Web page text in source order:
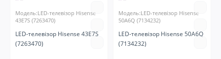
Модель:LED-телевізор Hisense
43E7S (7263470)
LED-телевізор Hisense 43E7S
(7263470)
Модель:LED-телевізор Hisense
50A6Q (7134232)
LED-телевізор Hisense 50A6Q
(7134232)